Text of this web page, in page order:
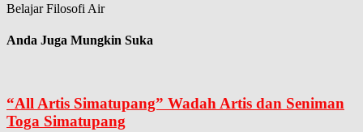
Belajar Filosofi Air
Anda Juga Mungkin Suka
“All Artis Simatupang” Wadah Artis dan Seniman
Toga Simatupang